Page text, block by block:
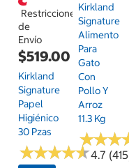
Restricciones
de
Envío
$519.00
Kirkland
Signature
Papel
Higiénico
30 Pzas
★★★★★
★★★★★4.7
Kirkland
Signature
Alimento
Para
Gato
Con
Pollo Y
Arroz
11.3 Kg
★★★
★★★